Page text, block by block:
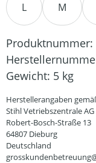
L M
Produktnummer:
Gewicht: 5 kg
Herstellerangaben
Stihl Vetriebszentrale AG
Robert-Bosch-Straße 13
64807 Dieburg
Deutschland